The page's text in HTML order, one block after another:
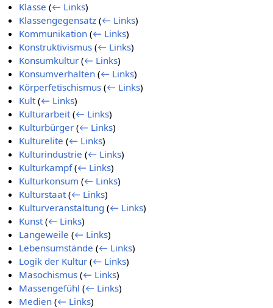
Klasse (← Links)
Klassengegensatz (← Links)
Kommunikation (← Links)
Konstruktivismus (← Links)
Konsumkultur (← Links)
Konsumverhalten (← Links)
Körperfetischismus (← Links)
Kult (← Links)
Kulturarbeit (← Links)
Kulturbürger (← Links)
Kulturelite (← Links)
Kulturindustrie (← Links)
Kulturkampf (← Links)
Kulturkonsum (← Links)
Kulturstaat (← Links)
Kulturveranstaltung (← Links)
Kunst (← Links)
Langeweile (← Links)
Lebensumstände (← Links)
Logik der Kultur (← Links)
Masochismus (← Links)
Massengefühl (← Links)
Medien (← Links)